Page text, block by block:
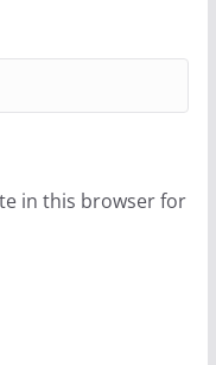
in this browser for